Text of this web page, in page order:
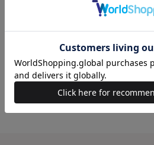
この商品を取り扱っている店舗
こちらの商品は取扱い店舗一覧サービスを停